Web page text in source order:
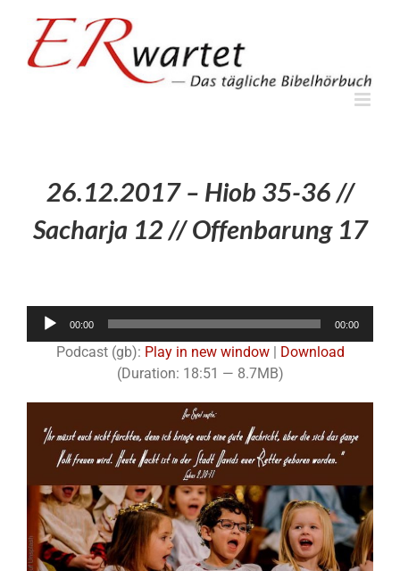
springen
26.12.2017 – Hiob 35-36 //
Sacharja 12 // Offenbarung 17
Audio-
00:00 00:00
Podcast (gb): Play in new window|
Download
(Duration: 18:51 — 8.7MB)